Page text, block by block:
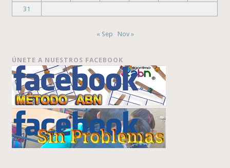
31
« Sep Nov »
ÚNETE A NUESTROS FACEBOOK